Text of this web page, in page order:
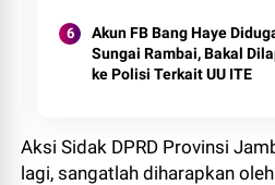
Akun FB Bang Haye
Sungai Rambai, Bakal
ke Polisi Terkait UU ITE
Aksi Sidak DPRD Provinsi
lagi, sangatlah diharapkan